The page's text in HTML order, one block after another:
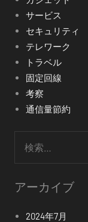
サービス
セキュリティ
テレワーク
トラベル
固定回線
考察
通信量節約
アーカイブ
2024年7月